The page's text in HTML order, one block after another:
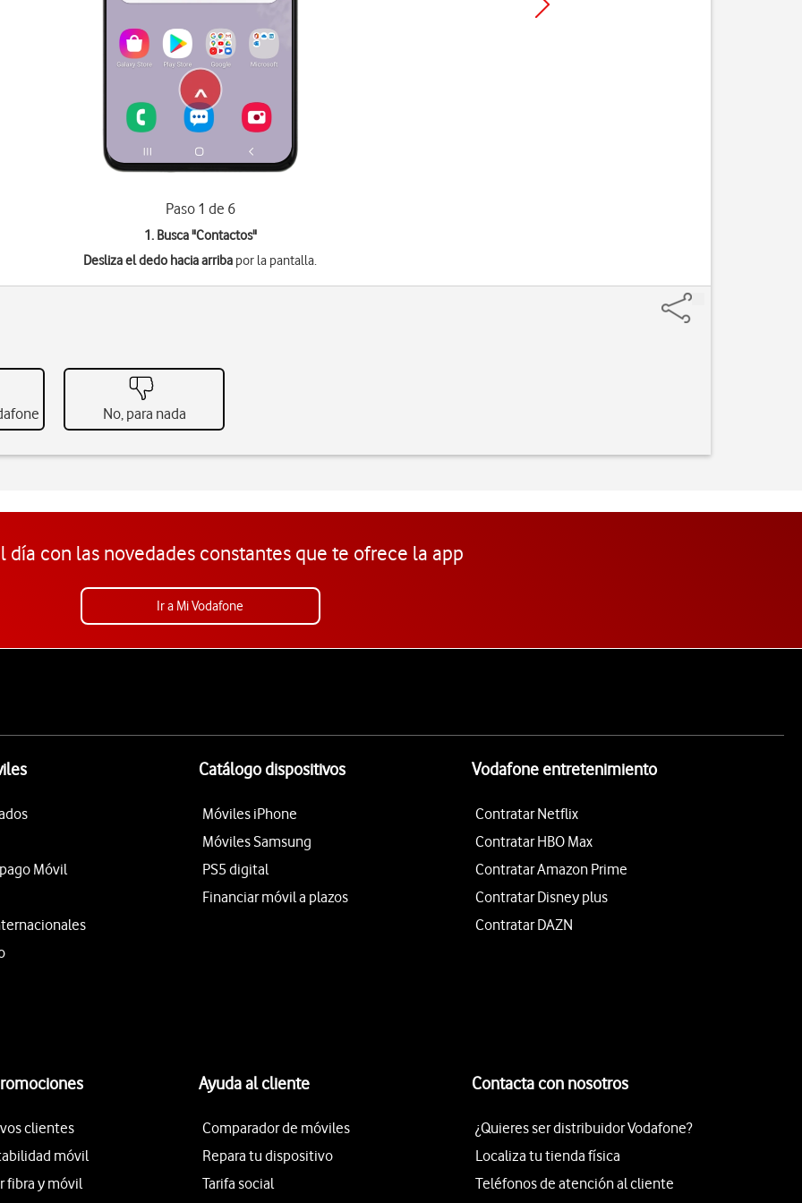
Paso 1 de 6
1. Busca "Contactos"
Desliza el dedo hacia arriba por la pantalla.
No, para nada
día con las novedades constantes que te ofrece la app
Ir a Mi Vodafone
Móvil
Catálogo dispositivos
Móviles iPhone
Móviles Samsung
PS5 digital
Financiar móvil a plazos
Vodafone entretenimiento
Contratar Netflix
Contratar HBO Max
Contratar Amazon Prime
Contratar Disney plus
Contratar DAZN
clientes
móvil
fibra y móvil
Ayuda al cliente
Comparador de móviles
Repara tu dispositivo
Tarifa social
Contacta con nosotros
¿Quieres ser distribuidor Vodafone?
Localiza tu tienda física
Teléfonos de atención al cliente